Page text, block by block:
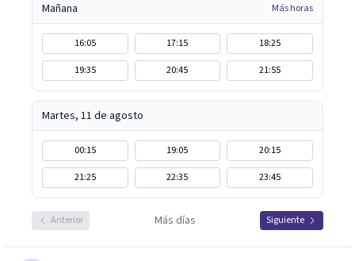
Mañana Más horas
16:05 17:15
18:25
19:35
20:45 21:55
Martes, 11 de agosto
00:15 19:05
20:15
21:25
22:35 23:45
Anterior Más días Siguiente